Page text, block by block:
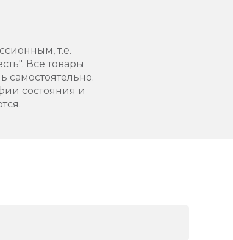
т.е.
Все товары
состояния и